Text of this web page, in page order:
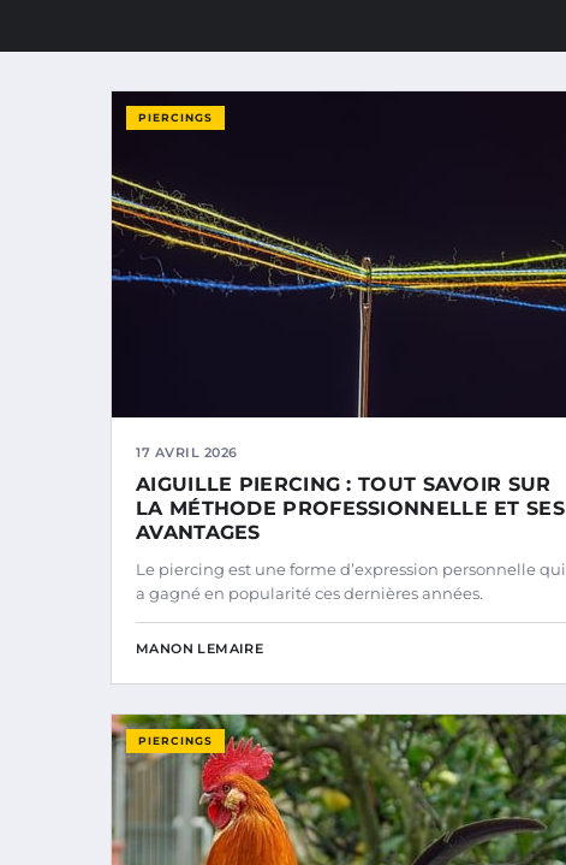
PIERCINGS
17 AVRIL 2026
AIGUILLE PIERCING : TOUT SAVOIR SUR
LA MÉTHODE PROFESSIONNELLE ET SES
AVANTAGES
Le piercing est une forme d’expression personnelle qui
a gagné en popularité ces dernières années.
MANON LEMAIRE
PIERCINGS